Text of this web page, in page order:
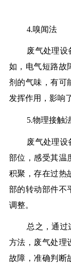
4.嗅闻法
废气处理设
如，电气短路故
剂的气味，有可
发挥作用，影响
5.物理接触法
废气处理设
部位，感受其温
积聚，存在过热
部的转动部件不
调整。
总之，通过
方法，废气处理
故障，准确判断